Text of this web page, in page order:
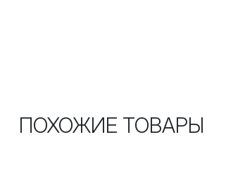
ПОХОЖИЕ ТОВАРЫ